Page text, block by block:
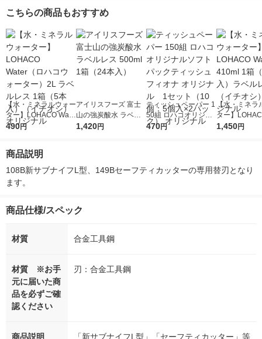
こちらの商品もおすすめ
【水・ミネラルウォー
ター】LOHACO Wate
r（ロハコウォータ
シ） オリジナル
490円
アイリスフーズ 富士
山の強炭酸水 ラベル
レス 500ml 1箱（24
1,420円
ティッシュペーパー 1
50組 ロハコオリジナ
ルソフトパックティッ
オリジナル
470円
【水・ミネラ
ター】
r 410ml 1箱（
1,450円
商品説明
108B新サブナイフL型、149Bセーフティカッターの専用替刃となり
ます。
商品仕様/スペック
材質 合金工具鋼
材質 ※お手
元に届いた商
品を必ずご確
認ください
刃：合金工具鋼
商品説明 「新サブナイフL型」「セーフティカッター」等